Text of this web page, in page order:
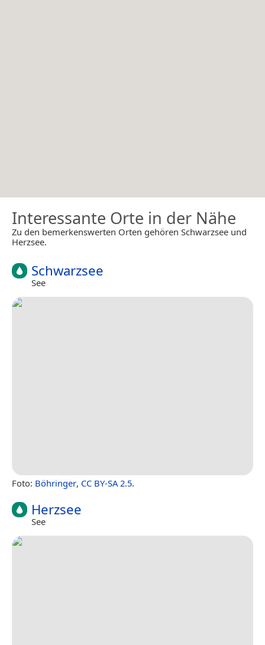
Interessante Orte in der Nähe
Zu den bemerkenswerten Orten gehören Schwarzsee und
Herzsee.
Schwarzsee
See
Foto: Böhringer, CC BY-SA 2.5.
Herzsee
See